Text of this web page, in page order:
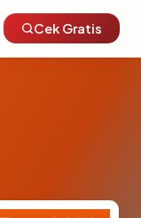
Cek Gratis